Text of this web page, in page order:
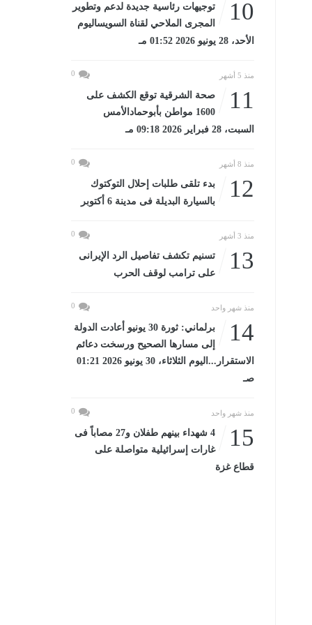
10
توجيهات رئاسية جديدة لدعم وتطوير
المجرى الملاحي لقناة السويساليوم
الأحد، 28 يونيو 2026 01:52 مـ
منذ 5 أشهر 0
11
صحة الشرقية توقع الكشف على
1600 مواطن بأبوحمادالأمس
السبت، 28 فبراير 2026 09:18 مـ
منذ 8 أشهر 0
12
بدء تلقى طلبات إحلال التوكتوك
بالسيارة البديلة فى مدينة 6 أكتوبر
منذ 3 أشهر 0
13
تسنيم تكشف تفاصيل الرد الإيرانى
على ترامب لوقف الحرب
منذ شهر واحد 0
14
برلماني: ثورة 30 يونيو أعادت الدولة
إلى مسارها الصحيح ورسخت دعائم
الاستقرار...اليوم الثلاثاء، 30 يونيو 2026 01:21
صـ
منذ شهر واحد 0
15
4 شهداء بينهم طفلان و27 مصاباً فى
غارات إسرائيلية متواصلة على
قطاع غزة